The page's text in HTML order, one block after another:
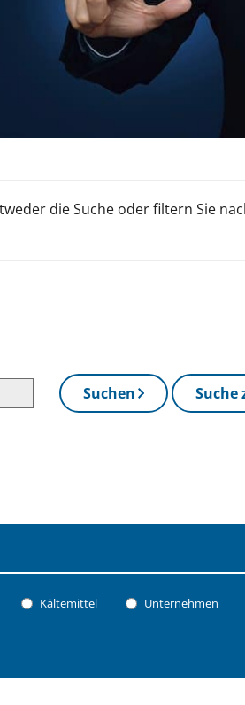
die Suche oder filtern Sie
Suchen Suche
Kältemittel Unternehmen